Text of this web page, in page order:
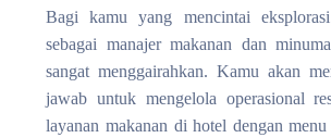
Bagi kamu yang mencintai
sebagai manajer makanan dan
sangat menggairahkan. Kamu akan
jawab untuk mengelola operasional
layanan makanan di hotel dengan